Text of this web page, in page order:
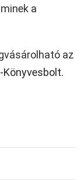
a
az
Könyvesbolt.